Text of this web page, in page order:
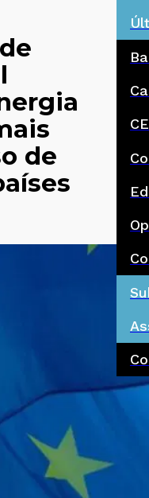
de